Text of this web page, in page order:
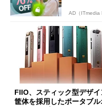
AD（ITmedia
FIIO、スティック型デザイ
筐体を採用したポータブル